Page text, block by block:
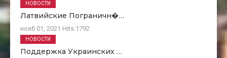
Латвийские Пограничн�…
нояб 01, 2021 Hits:1792
НОВОСТИ
Поддержка Украинских …
НОВОСТИ